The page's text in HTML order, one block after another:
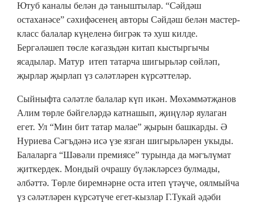
Ютуб каналы белән дә таныштылар. “Сәйдәш
остаханәсе” сәхифәсенең авторы Сәйдәш белән мастер-
класс балалар күңеленә бигрәк тә хуш килде.
Бергәләшеп төсле кәгазьдән китап кыстыргычы
ясадылар. Матур итеп татарча шигырьләр сөйләп,
җырлар җырлап үз сәләтләрен күрсәттеләр.
Сыйныфта сәләтле балалар күп икән. Мөхәммәтҗанов
Алим төрле бәйгеләрдә катнашып, җиңүләр яулаган
егет. Ул “Мин бит татар малае” җырын башкарды. Ә
Нуриева Сәгъдәнә исә үзе язган шигырьләрен укыды.
Балаларга “Шәвәли премиясе” турында да мәгълүмат
җиткердек. Мондый очрашу бүләкләрсез булмады,
әлбәттә. Төрле биремнәрне оста итеп үтәүче, оялмыйча
үз сәләтләрен күрсәтүче егет-кызлар Г.Тукай әдәби